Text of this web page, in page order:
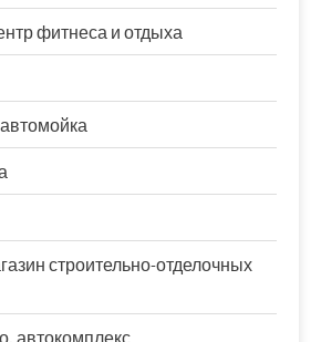
фитнеса и отдыха
строительно-отделочных